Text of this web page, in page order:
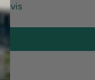
avis